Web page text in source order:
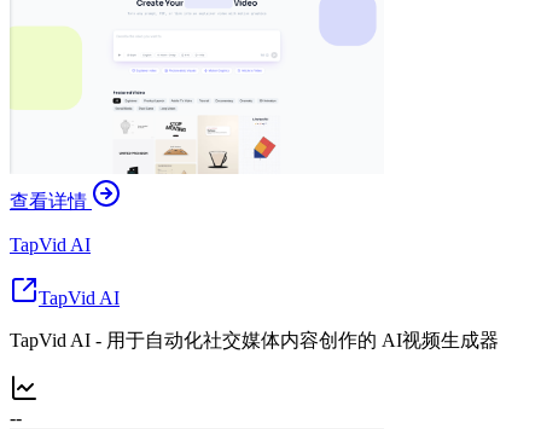
查看详情
TapVid AI
TapVid AI
TapVid AI - 用于自动化社交媒体内容创作的 AI视频生成器
--